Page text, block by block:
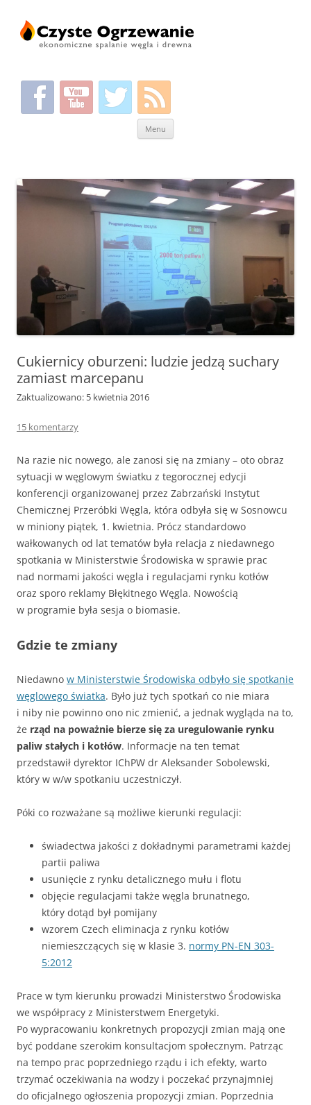
Menu
Cukiernicy oburzeni: ludzie jedzą suchary
zamiast marcepanu
Zaktualizowano: 5 kwietnia 2016
15 komentarzy
Na razie nic nowego, ale zanosi się na zmiany – oto obraz
sytuacji w węglowym światku z tegorocznej edycji
konferencji organizowanej przez Zabrzański Instytut
Chemicznej Przeróbki Węgla, która odbyła się w Sosnowcu
w miniony piątek, 1. kwietnia. Prócz standardowo
wałkowanych od lat tematów była relacja z niedawnego
spotkania w Ministerstwie Środowiska w sprawie prac
nad normami jakości węgla i regulacjami rynku kotłów
oraz sporo reklamy Błękitnego Węgla. Nowością
w programie była sesja o biomasie.
Gdzie te zmiany
Niedawno w Ministerstwie Środowiska odbyło się spotkanie
węglowego światka. Było już tych spotkań co nie miara
i niby nie powinno ono nic zmienić, a jednak wygląda na to,
że rząd na poważnie bierze się za uregulowanie rynku
paliw stałych i kotłów. Informacje na ten temat
przedstawił dyrektor IChPW dr Aleksander Sobolewski,
który w w/w spotkaniu uczestniczył.
Póki co rozważane są możliwe kierunki regulacji:
świadectwa jakości z dokładnymi parametrami każdej
partii paliwa
usunięcie z rynku detalicznego mułu i flotu
objęcie regulacjami także węgla brunatnego,
który dotąd był pomijany
wzorem Czech eliminacja z rynku kotłów
niemieszczących się w klasie 3. normy PN-EN 303-
5:2012
Prace w tym kierunku prowadzi Ministerstwo Środowiska
we współpracy z Ministerstwem Energetyki.
Po wypracowaniu konkretnych propozycji zmian mają one
być poddane szerokim konsultacjom społecznym. Patrząc
na tempo prac poprzedniego rządu i ich efekty, warto
trzymać oczekiwania na wodzy i poczekać przynajmniej
do oficjalnego ogłoszenia propozycji zmian. Poprzednia